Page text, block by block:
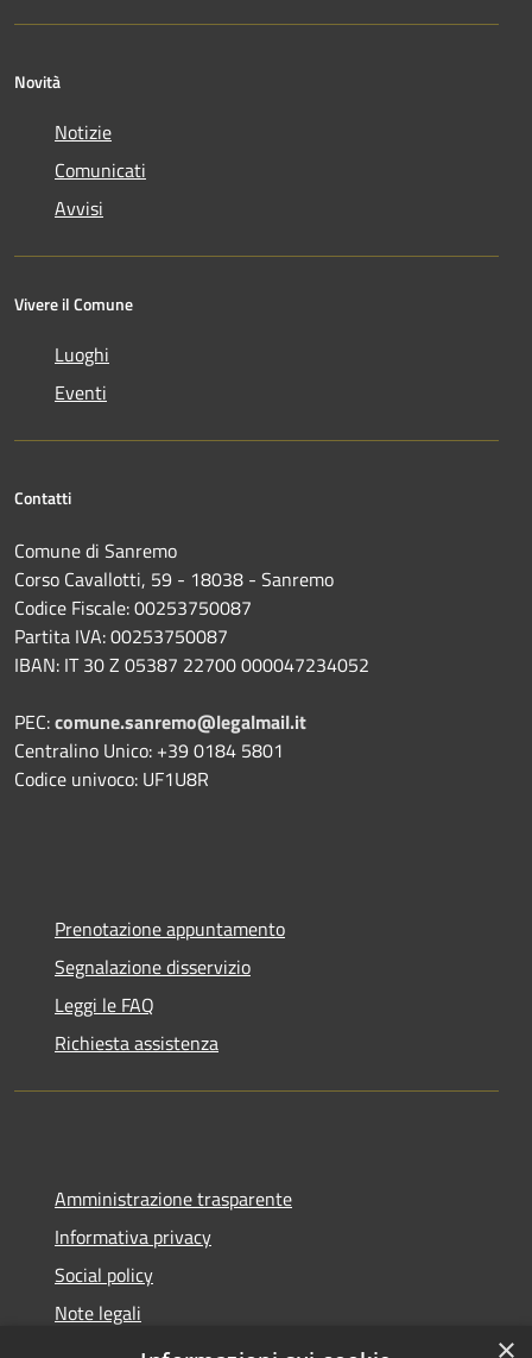
Novità
Notizie
Comunicati
Avvisi
Vivere il Comune
Luoghi
Eventi
Contatti
Comune di Sanremo
Corso Cavallotti, 59 - 18038 - Sanremo
Codice Fiscale: 00253750087
Partita IVA: 00253750087
IBAN: IT 30 Z 05387 22700 000047234052
PEC:comune.sanremo@legalmail.it
Centralino Unico: +39 0184 5801
Codice univoco: UF1U8R
Prenotazione appuntamento
Segnalazione disservizio
Leggi le FAQ
Richiesta assistenza
Amministrazione trasparente
Informativa privacy
Social policy
Note legali
Dichiarazione di accessibilità
×